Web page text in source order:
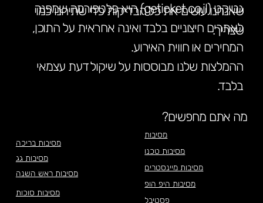
מסיבות בריכה
מסיבות גג
מסיבות ראש השנה
מסיבות סוכות
מה אתם מחפשים?
מסיבות
מסיבות טכנו
מסיבות מיינסטרים
מסיבות היפ הופ
פסטיבל
גטיקט (geticket.co.il) היא פלטפורמה שמפנה
לאתרים חיצוניים בלבד ואינה אחראית על התוכן,
המחירים או חווית האירוע.
ההמלצות שלנו מבוססות על שיקול דעת עצמאי
בלבד.
שאנחנו עושים את כל הבדיקות כדי שתיהנו כמו
שצריך.